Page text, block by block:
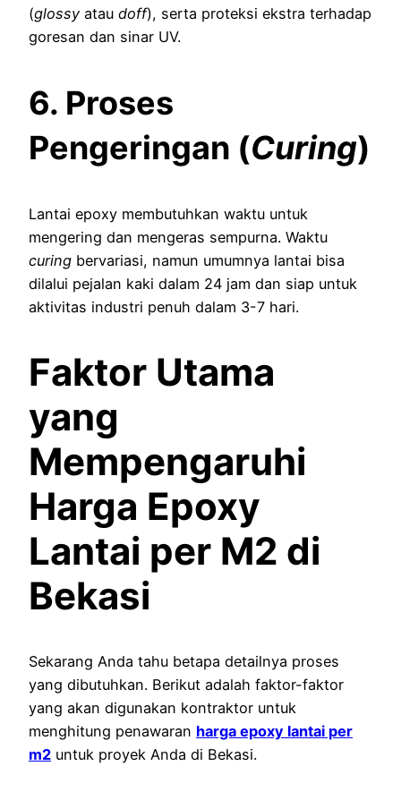
(glossy atau doff), serta proteksi ekstra terhadap
goresan dan sinar UV.
6. Proses
Pengeringan (Curing)
Lantai epoxy membutuhkan waktu untuk
mengering dan mengeras sempurna. Waktu
curing bervariasi, namun umumnya lantai bisa
dilalui pejalan kaki dalam 24 jam dan siap untuk
aktivitas industri penuh dalam 3-7 hari.
Faktor Utama
yang
Mempengaruhi
Harga Epoxy
Lantai per M2 di
Bekasi
Sekarang Anda tahu betapa detailnya proses
yang dibutuhkan. Berikut adalah faktor-faktor
yang akan digunakan kontraktor untuk
menghitung penawaran harga epoxy lantai per
m2 untuk proyek Anda di Bekasi.